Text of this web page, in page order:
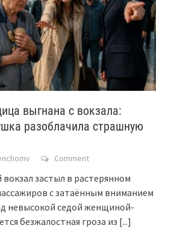
выгнана с вокзала:
разоблачила страшную
Comment
вокзал застыл в растерянном
с затаённым вниманием
невысокой седой женщиной-
безжалостная гроза из [...]